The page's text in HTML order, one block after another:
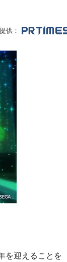
供：
を迎えることを